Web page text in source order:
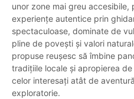
unor zone mai greu accesibile,
experiențe autentice prin
spectaculoase, dominate de
pline de povești și valori
propuse reușesc să îmbine
tradițiile locale și apropierea
celor interesați atât de
exploratorie.